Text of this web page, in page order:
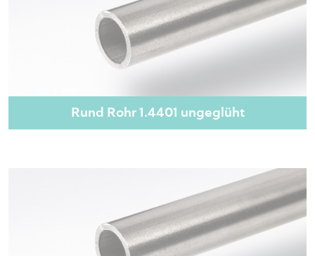
Rund Rohr 1.4401 ungeglüht